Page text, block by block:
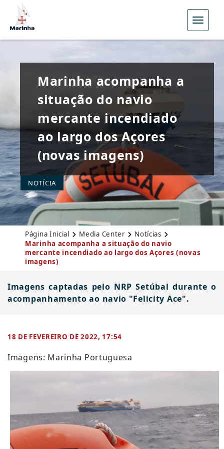
Menu
Marinha acompanha a
situação do navio
mercante incendiado
ao largo dos Açores
(novas imagens)
NOTÍCIA
Página Inicial Media Center
Notícias
Marinha acompanha a situação do navio
mercante incendiado ao largo dos Açores (novas
imagens)
Imagens captadas pelo NRP Setúbal durante o
acompanhamento ao navio "Felicity Ace".
18 DE FEVEREIRO DE 2022, 17:54
​Imagens: Marinha Portuguesa